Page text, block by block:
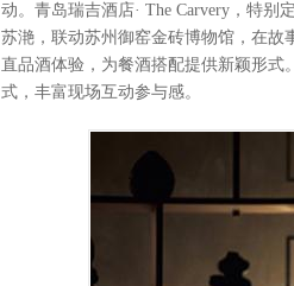
动。青岛瑞吉酒店· The Carvery，特别
苏滟，联动苏州御窑金砖博物馆，在故
直品酒体验，为餐酒搭配提供新颖形式
式，丰富现场互动参与感。